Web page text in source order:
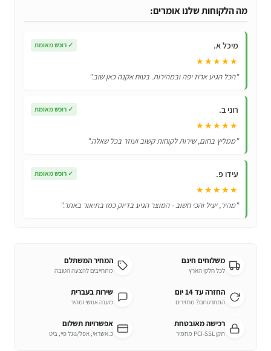
תאים
סופר
מגוון
דוגמאות
לבחירה!
מה הלקוחות שלנו אומרים:
מיכל א. ✓ רוכש מאומת
★★★★★
"הכל הגיע ארוז יפה ובמהירות. בטוח אקנה כאן שוב."
רוני ב. ✓ רוכש מאומת
★★★★★
"ממליץ בחום, שירות לקוחות קשוב ועוזר בכל שאלה."
עידו פ. ✓ רוכש מאומת
★★★★★
"מהיר, יעיל והכי חשוב - המוצר הגיע בדיוק כמו בתיאור באתר."
משלוחים חינם
לכל חלקי הארץ
המחיר המשתלם
מתחייבים להצעה הטובה
החזרה עד 14 יום
התחרטתם? מחזירים
שירות בעברית
מענה אנושי ומהיר
רכישה מאובטחת
תקן PCI-SSL מחמיר
אפשרויות תשלום
כ.אשראי, אפל/גוגל פיי, ביט